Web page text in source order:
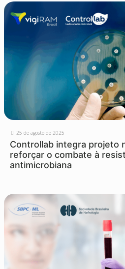
25 de agosto de 2025
Controllab integra projeto
reforçar o combate à
antimicrobiana